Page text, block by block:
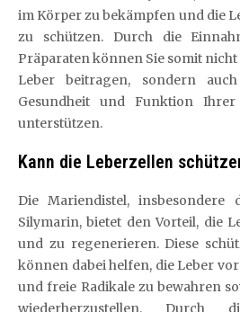
im Körper zu bekämpfen und die
zu schützen. Durch die
Präparaten können Sie somit
Leber beitragen, sondern
Gesundheit und Funktion
unterstützen.
Kann die Leberzellen
Die Mariendistel,
Silymarin, bietet den Vorteil, die
und zu regenerieren. Diese
können dabei helfen, die Leber
und freie Radikale zu bewahren
wiederherzustellen. Durch